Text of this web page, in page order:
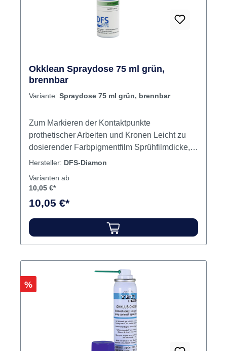
Okklean Spraydose 75 ml grün,
brennbar
Variante: Spraydose 75 ml grün, brennbar
Zum Markieren der Kontaktpunkte
prothetischer Arbeiten und Kronen Leicht zu
dosierender Farbpigmentfilm Sprühfilmdicke,
je nach Sprühdauer, 6 - 8 μm Leicht mit dem
Materialien mit dem Dampfstahler zu entfernen
Okklusionsspray
Hersteller: DFS-Diamon
Varianten ab
10,05 €*
10,05 €*
Rabatt
%